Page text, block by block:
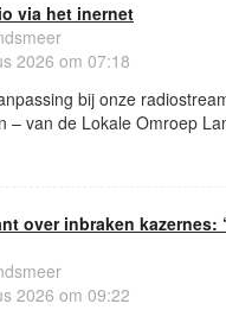
via het inernet
2026 om 07:18
bij onze
– van de Lokale Omroep
over inbraken
2026 om 09:22